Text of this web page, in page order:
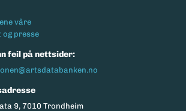
våre
og presse
feil på nettsider:
9, 7010 Trondheim